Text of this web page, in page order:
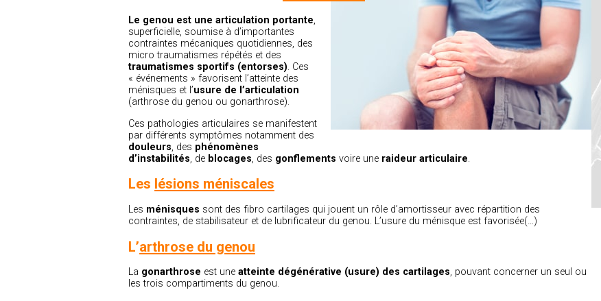
Le genou est une articulation portante,
superficielle, soumise à d’importantes
contraintes mécaniques quotidiennes, des
micro traumatismes répétés et des
traumatismes sportifs (entorses). Ces
« événements » favorisent l’atteinte des
ménisques et l’usure de l’articulation
(arthrose du genou ou gonarthrose).
Ces pathologies articulaires se manifestent
par différents symptômes notamment des
douleurs, des phénomènes
d’instabilités, de blocages, des gonflements voire une raideur articulaire.
Les lésions méniscales
Les ménisques sont des fibro cartilages qui jouent un rôle d’amortisseur avec répartition des
contraintes, de stabilisateur et de lubrificateur du genou. L’usure du ménisque est favorisée(…)
L’arthrose du genou
La gonarthrose est une atteinte dégénérative (usure) des cartilages, pouvant concerner un seul ou
les trois compartiments du genou.